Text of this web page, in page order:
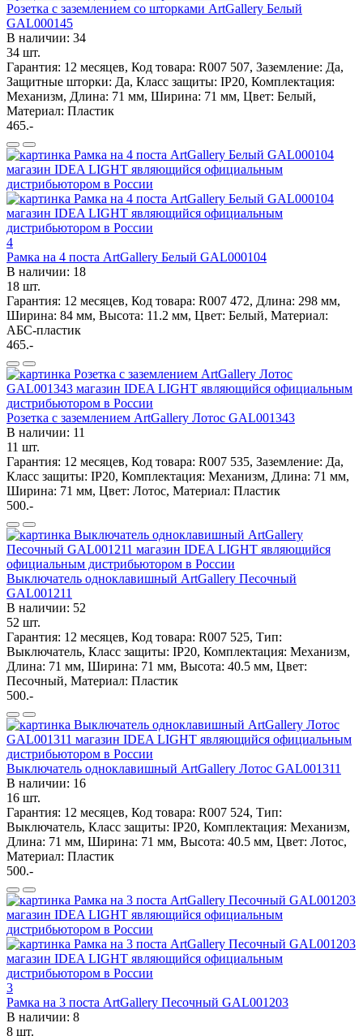
Розетка с заземлением со шторками ArtGallery Белый
GAL000145
В наличии: 34
34 шт.
Гарантия: 12 месяцев, Код товара: R007 507, Заземление: Да,
Защитные шторки: Да, Класс защиты: IP20, Комплектация:
Механизм, Длина: 71 мм, Ширина: 71 мм, Цвет: Белый,
Материал: Пластик
465.-
4
Рамка на 4 поста ArtGallery Белый GAL000104
В наличии: 18
18 шт.
Гарантия: 12 месяцев, Код товара: R007 472, Длина: 298 мм,
Ширина: 84 мм, Высота: 11.2 мм, Цвет: Белый, Материал:
АБС-пластик
465.-
Розетка с заземлением ArtGallery Лотос GAL001343
В наличии: 11
11 шт.
Гарантия: 12 месяцев, Код товара: R007 535, Заземление: Да,
Класс защиты: IP20, Комплектация: Механизм, Длина: 71 мм,
Ширина: 71 мм, Цвет: Лотос, Материал: Пластик
500.-
Выключатель одноклавишный ArtGallery Песочный
GAL001211
В наличии: 52
52 шт.
Гарантия: 12 месяцев, Код товара: R007 525, Тип:
Выключатель, Класс защиты: IP20, Комплектация: Механизм,
Длина: 71 мм, Ширина: 71 мм, Высота: 40.5 мм, Цвет:
Песочный, Материал: Пластик
500.-
Выключатель одноклавишный ArtGallery Лотос GAL001311
В наличии: 16
16 шт.
Гарантия: 12 месяцев, Код товара: R007 524, Тип:
Выключатель, Класс защиты: IP20, Комплектация: Механизм,
Длина: 71 мм, Ширина: 71 мм, Высота: 40.5 мм, Цвет: Лотос,
Материал: Пластик
500.-
3
Рамка на 3 поста ArtGallery Песочный GAL001203
В наличии: 8
8 шт.